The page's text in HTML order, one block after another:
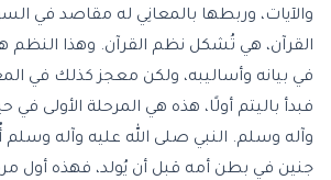
والآيات، وربطها بالمعانِي له مقاصد في
القرآن، هي تُشكل نظم القرآن. وهذا
في بيانه وأساليبه، ولكن معجز كذلك في
فبدأ باليتم أولًا، هذه هي المرحلة الأولى في
وآله وسلم. النبي صلى الله عليه وآله
جنين في بطن أمه قبل أن يُولد، فهذه أول